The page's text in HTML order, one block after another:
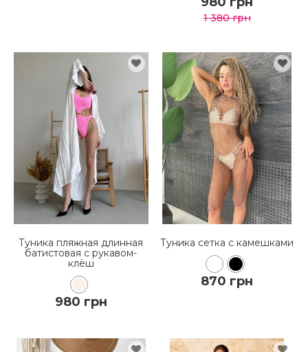
КУПИТЬ
ПОДРОБНЕЕ
КУПИТЬ
ПОДРОБНЕЕ
1 380 грн
Туника пляжная длинная
батистовая с рукавом-
клёш
980 грн
Туника сетка с камешками
870 грн